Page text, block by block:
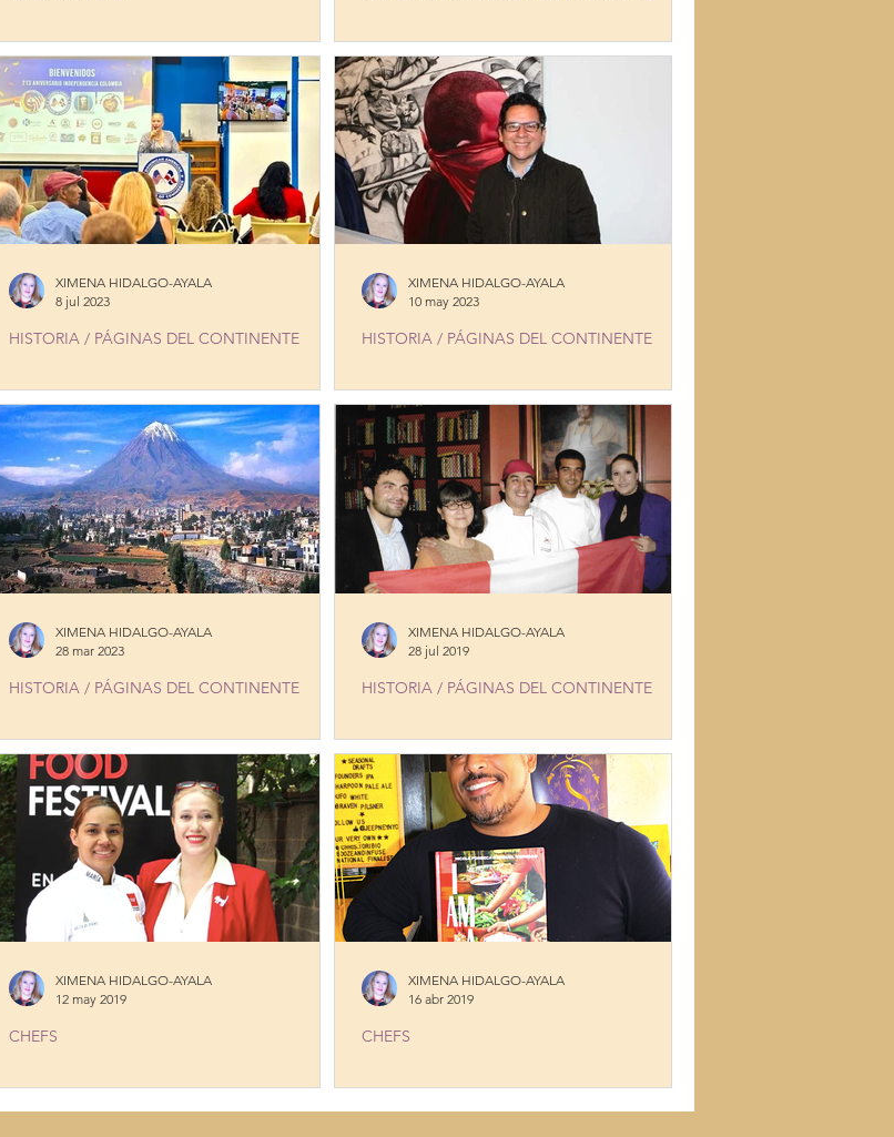
HISTORIA / PÁGINAS DEL CONTINENTE
XIMENA HIDALGO-AYALA
8 jul 2023
de Bolivia en el mundo
HISTORIA / PÁGINAS DEL CONTINENTE
XIMENA HIDALGO-AYALA
10 may 2023
HISTORIA / PÁGINAS DEL CONTINENTE
XIMENA HIDALGO-AYALA
28 mar 2023
HISTORIA / PÁGINAS DEL CONTINENTE
XIMENA HIDALGO-AYALA
28 jul 2019
CHEFS
XIMENA HIDALGO-AYALA
12 may 2019
how we cook
CHEFS
XIMENA HIDALGO-AYALA
16 abr 2019